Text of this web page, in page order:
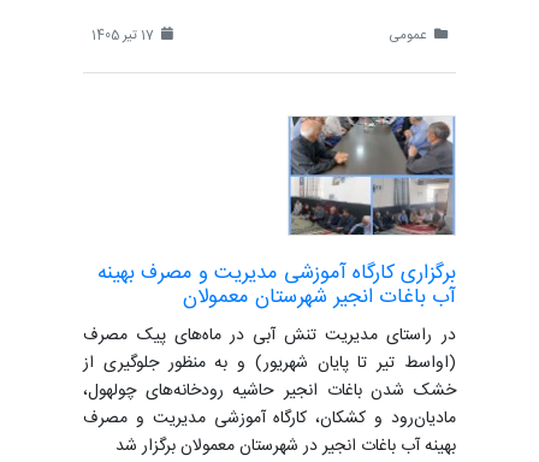
عمومی
برگزاری کارگاه آموزشی مدیریت و مصرف بهینه
آب باغات انجیر شهرستان معمولان
در راستای مدیریت تنش آبی در ماه‌های پیک مصرف
(اواسط تیر تا پایان شهریور) و به منظور جلوگیری از
خشک شدن باغات انجیر حاشیه رودخانه‌های چولهول،
مادیان‌رود و کشکان، کارگاه آموزشی مدیریت و مصرف
بهینه آب باغات انجیر در شهرستان معمولان برگزار شد